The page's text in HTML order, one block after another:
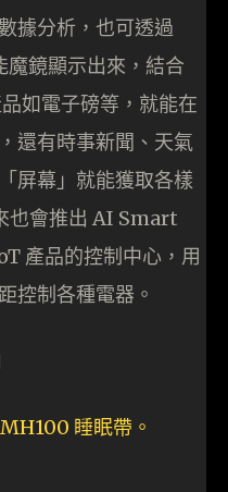
據分析，也可透過
鏡顯示出來，結合
如電子磅等，就能在
還有時事新聞、天氣
屏幕」就能獲取各樣
也會推出 AI Smart
產品的控制中心，用
控制各種電器。